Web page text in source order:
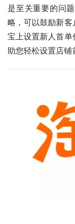
是至关重要的问
略，可以鼓励新
宝上设置新人首
助您轻松设置店铺